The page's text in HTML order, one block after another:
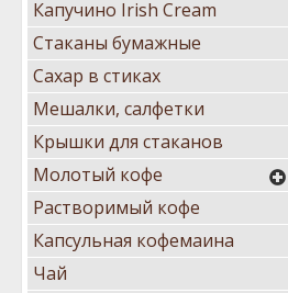
Капучино Irish Cream
Стаканы бумажные
Сахар в стиках
Мешалки, салфетки
Крышки для стаканов
Молотый кофе
Растворимый кофе
Капсульная кофемаина
Чай